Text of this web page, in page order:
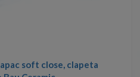
soft close, clapeta